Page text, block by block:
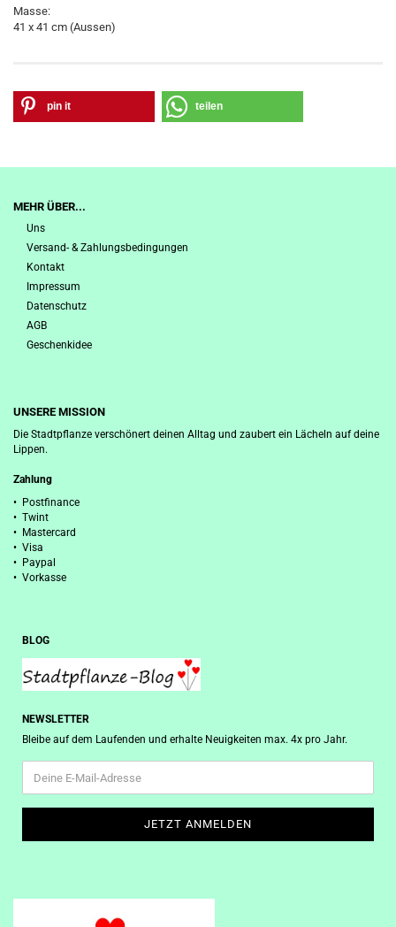
Masse:
41 x 41 cm (Aussen)
pin it teilen
MEHR ÜBER...
Uns
Versand- & Zahlungsbedingungen
Kontakt
Impressum
Datenschutz
AGB
Geschenkidee
UNSERE MISSION
Die Stadtpflanze verschönert deinen Alltag und zaubert ein Lächeln auf deine
Lippen.
Zahlung
• Postfinance
• Twint
• Mastercard
• Visa
• Paypal
• Vorkasse
BLOG
NEWSLETTER
Bleibe auf dem Laufenden und erhalte Neuigkeiten max. 4x pro Jahr.